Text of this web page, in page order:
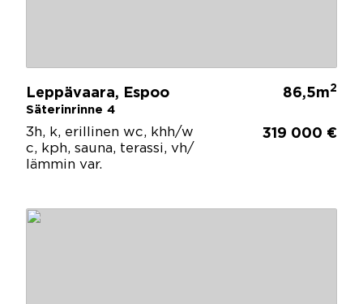
Leppävaara, Espoo
Säterinrinne 4
86,5m2
3h, k, erillinen wc, khh/w
c, kph, sauna, terassi, vh/
lämmin var.
319 000 €